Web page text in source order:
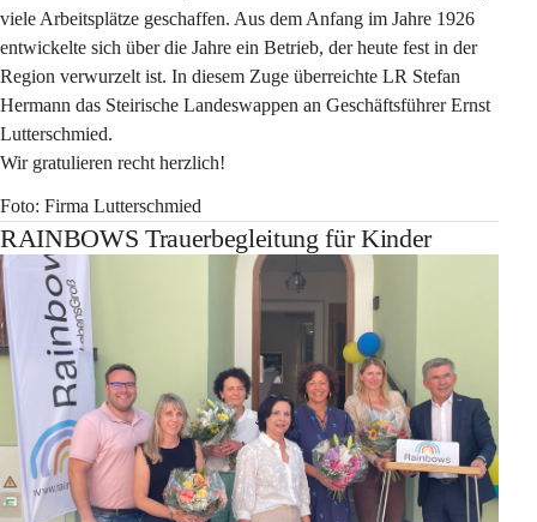
viele Arbeitsplätze geschaffen. Aus dem Anfang im Jahre 1926
entwickelte sich über die Jahre ein Betrieb, der heute fest in der
Region verwurzelt ist. In diesem Zuge überreichte LR Stefan
Hermann das Steirische Landeswappen an Geschäftsführer Ernst
Lutterschmied.
Wir gratulieren recht herzlich!
Foto: Firma Lutterschmied
RAINBOWS Trauerbegleitung für Kinder